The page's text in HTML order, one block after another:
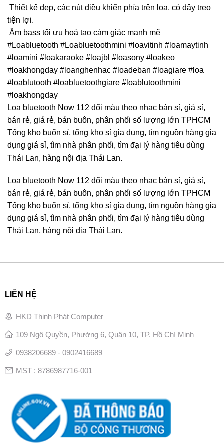
Thiết kế đẹp, các nút điều khiển phía trên loa, có dây treo
tiện lợi.
Âm bass tối ưu hoá tạo cảm giác mạnh mẽ
#Loabluetooth #Loabluetoothmini #loavitinh #loamaytinh
#loamini #loakaraoke #loajbl #loasony #loakeo
#loakhongday #loanghenhac #loadeban #loagiare #loa
#loablutooth #loabluetoothgiare #loablutoothmini
#loakhongday
Loa bluetooth Now 112 đổi màu theo nhạc bán sỉ, giá sỉ,
bán rẻ, giá rẻ, bán buôn, phân phối số lượng lớn TPHCM
Tổng kho buốn sỉ, tổng kho sỉ gia dụng, tìm nguồn hàng gia
dụng giá sỉ, tìm nhà phân phối, tìm đại lý hàng tiêu dùng
Thái Lan, hàng nội địa Thái Lan.
Loa bluetooth Now 112 đổi màu theo nhạc bán sỉ, giá sỉ,
bán rẻ, giá rẻ, bán buôn, phân phối số lượng lớn TPHCM
Tổng kho buốn sỉ, tổng kho sỉ gia dụng, tìm nguồn hàng gia
dụng giá sỉ, tìm nhà phân phối, tìm đại lý hàng tiêu dùng
Thái Lan, hàng nội địa Thái Lan.
LIÊN HỆ
HKD Thịnh Phát Computer
109 Ngô Quyền, Phường 6, Quận 10, TP. Hồ Chí Minh
0938206689 - 0902416689
MST : 8786987716-001